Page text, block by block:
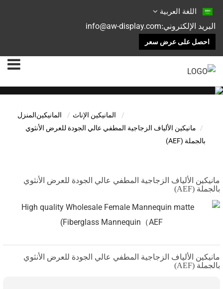
اللغة العربية
البريد الإلكتروني:info@aw-display.com
احصل على عرض سعر
المنزلالمانيكين
المانيكين الإناث
مانيكين الألياف الزجاجية المطفي عالي الجودة للعرض الأنثوي
بالجملة (AEF)
مانيكين الألياف الزجاجية المطفي عالي الجودة للعرض الأنثوي
بالجملة (AEF)
مانيكين الألياف الزجاجية المطفي عالي الجودة للعرض الأنثوي
بالجملة (AEF)